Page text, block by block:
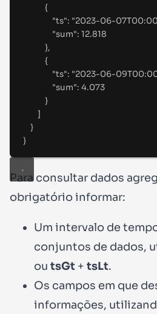
{
"ts": "2023-06-
"sum": 12.818
},
{
"ts": "2023-06-
"sum": 4.073
}
]
}
}
Para consultar dados
obrigatórioinformar:
Um intervalo de
conjuntos de dados,
ou tsGt + tsLt.
Os campos em que
informações,